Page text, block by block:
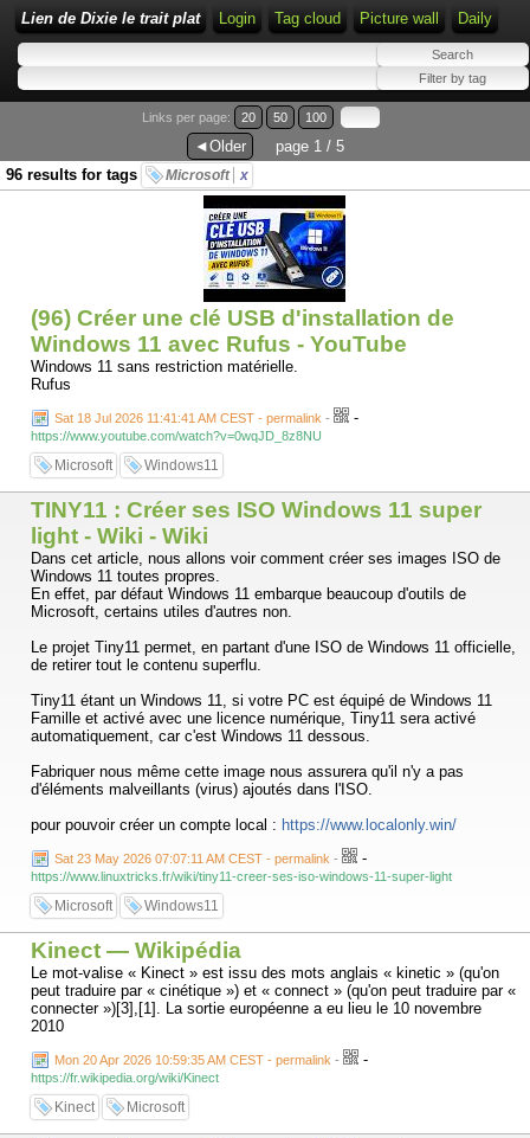
Lien de Dixie le trait plat Login Tag cloud Picture wall Daily
Links per page: 20 50 100
◄Older
page 1 / 5
96 results for tags
Microsoft x
(96) Créer une clé USB d'installation de
Windows 11 avec Rufus - YouTube
Windows 11 sans restriction matérielle.
Rufus
Sat 18 Jul 2026 11:41:41 AM CEST - permalink - -
https://www.youtube.com/watch?v=0wqJD_8z8NU
Microsoft Windows11
TINY11 : Créer ses ISO Windows 11 super
light - Wiki - Wiki
Dans cet article, nous allons voir comment créer ses images ISO de
Windows 11 toutes propres.
En effet, par défaut Windows 11 embarque beaucoup d'outils de
Microsoft, certains utiles d'autres non.
Le projet Tiny11 permet, en partant d'une ISO de Windows 11 officielle,
de retirer tout le contenu superflu.
Tiny11 étant un Windows 11, si votre PC est équipé de Windows 11
Famille et activé avec une licence numérique, Tiny11 sera activé
automatiquement, car c'est Windows 11 dessous.
Fabriquer nous même cette image nous assurera qu'il n'y a pas
d'éléments malveillants (virus) ajoutés dans l'ISO.
pour pouvoir créer un compte local : https://www.localonly.win/
Sat 23 May 2026 07:07:11 AM CEST - permalink - -
https://www.linuxtricks.fr/wiki/tiny11-creer-ses-iso-windows-11-super-light
Microsoft Windows11
Kinect — Wikipédia
Le mot-valise « Kinect » est issu des mots anglais « kinetic » (qu'on
peut traduire par « cinétique ») et « connect » (qu'on peut traduire par «
connecter »)[3],[1]. La sortie européenne a eu lieu le 10 novembre
2010
Mon 20 Apr 2026 10:59:35 AM CEST - permalink - -
https://fr.wikipedia.org/wiki/Kinect
Kinect Microsoft